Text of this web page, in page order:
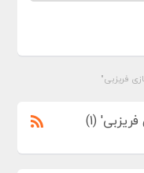
فریزبی"
(1)